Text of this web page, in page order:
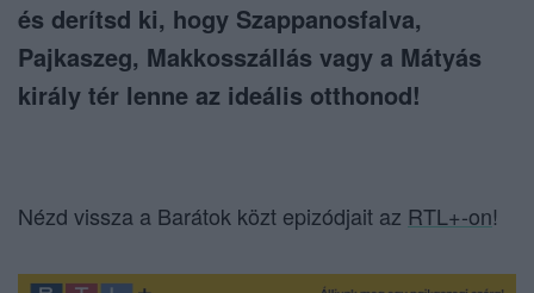
és derítsd ki, hogy Szappanosfalva,
Pajkaszeg, Makkosszállás vagy a Mátyás
király tér lenne az ideális otthonod!
Nézd vissza a Barátok közt epizódjait az RTL+-on!